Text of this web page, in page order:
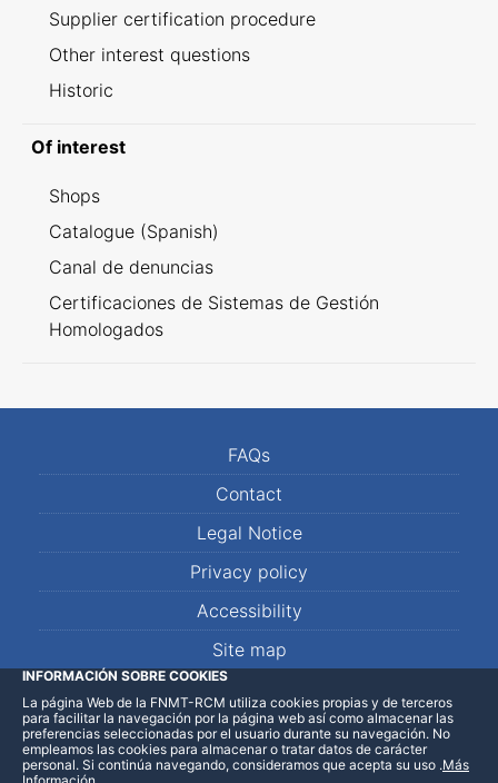
Supplier certification procedure
Other interest questions
Historic
Of interest
Shops
Catalogue (Spanish)
Canal de denuncias
Certificaciones de Sistemas de Gestión
Homologados
FAQs
Contact
Legal Notice
Privacy policy
Accessibility
Site map
LinkedInFacebookWhatsApp
INFORMACIÓN SOBRE COOKIES
La página Web de la FNMT-RCM utiliza cookies propias y de terceros
para facilitar la navegación por la página web así como almacenar las
preferencias seleccionadas por el usuario durante su navegación. No
empleamos las cookies para almacenar o tratar datos de carácter
personal. Si continúa navegando, consideramos que acepta su uso .Más